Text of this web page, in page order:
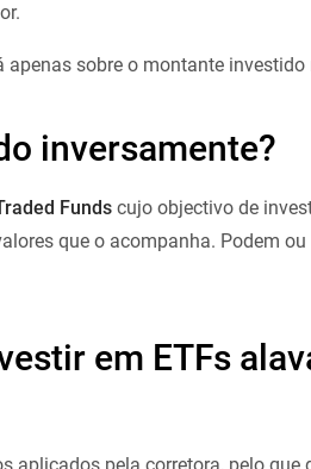
apenas sobre o montante
inversamente?
Funds cujo objectivo de
que o acompanha. Podem
em ETFs